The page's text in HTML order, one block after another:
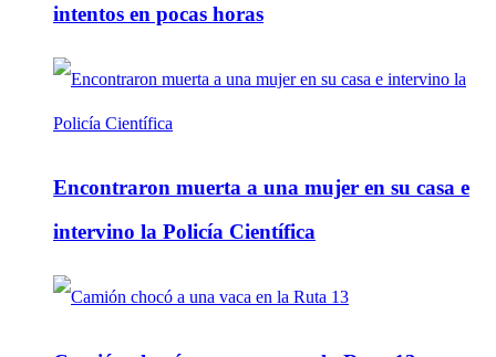
intentos en pocas horas
Encontraron muerta a una mujer en su casa e
intervino la Policía Científica